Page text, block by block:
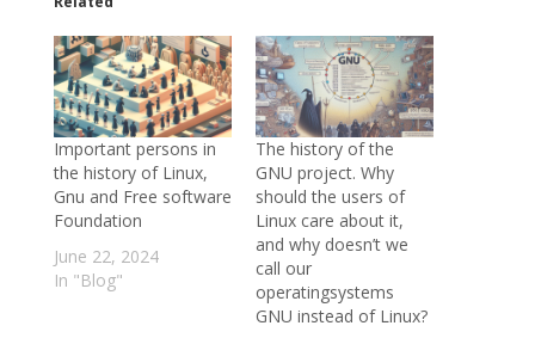
Important persons in
the history of Linux,
Gnu and Free software
Foundation
June 22, 2024
In "Blog"
The history of the
GNU project. Why
should the users of
Linux care about it,
and why doesn’t we
call our
operatingsystems
GNU instead of Linux?